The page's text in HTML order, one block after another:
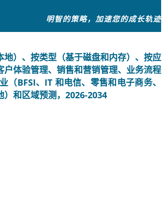
明智的策略，加速您的成长轨迹
）、按类型（基于磁盘和内存）、按应
体验管理、销售和营销管理、业务流程
BFSI、IT 和电信、零售和电子商务、
）和区域预测，2026-2034